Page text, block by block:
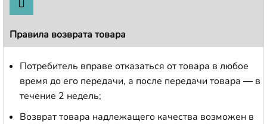
Правила возврата товара
Потребитель вправе отказаться от товара в любое
время до его передачи, а после передачи товара — в
течение 2 недель;
Возврат товара надлежащего качества возможен в